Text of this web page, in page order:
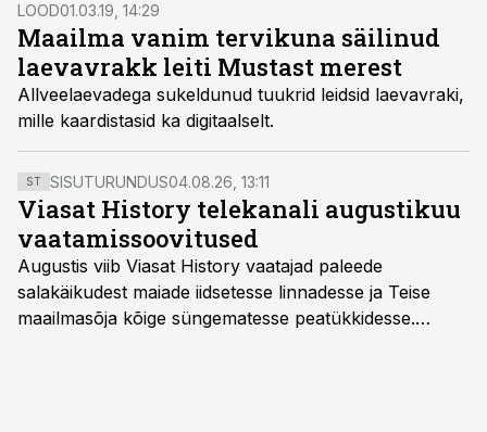
LOOD01.03.19, 14:29
Maailma vanim tervikuna säilinud
laevavrakk leiti Mustast merest
Allveelaevadega sukeldunud tuukrid leidsid laevavraki,
mille kaardistasid ka digitaalselt.
ST SISUTURUNDUS04.08.26, 13:11
Viasat History telekanali augustikuu
vaatamissoovitused
Augustis viib Viasat History vaatajad paleede
salakäikudest maiade iidsetesse linnadesse ja Teise
maailmasõja kõige süngematesse peatükkidesse.